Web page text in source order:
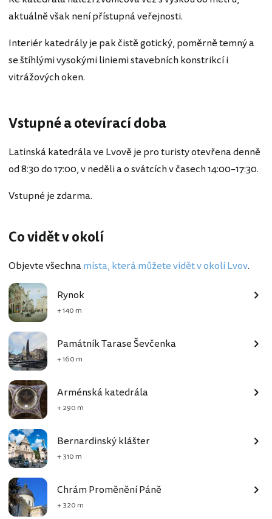
aktuálně však není přístupná veřejnosti.
Interiér katedrály je pak čistě gotický, poměrně temný a
se štíhlými vysokými liniemi stavebních konstrikcí i
vitrážových oken.
Vstupné a otevírací doba
Latinská katedrála ve Lvově je pro turisty otevřena denně
od 8:30 do 17:00, v neděli a o svátcích v časech 14:00–17:30.
Vstupné je zdarma.
Co vidět v okolí
Objevte všechnamísta, která můžete vidět v okolí Lvov.
Rynok
+ 140 m
Památník Tarase Ševčenka
+ 160 m
Arménská katedrála
+ 290 m
Bernardinský klášter
+ 310 m
Chrám Proměnění Páně
+ 320 m